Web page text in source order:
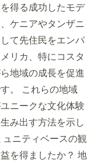
得る成功したモデ
ケニアやタンザニ
て先住民をエンパ
リカ、特にコスタ
地域の成長を促進
。 これらの地域
ニークな文化体験
み出す方法を示し
ニティベースの観
を得ましたか？ 地